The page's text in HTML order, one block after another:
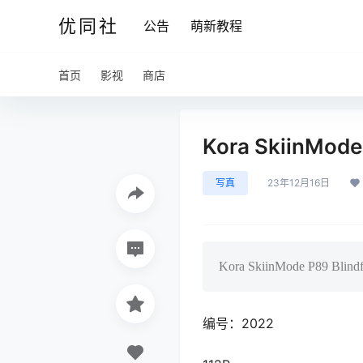
优同社 公告 萌新教程
首页 影视 商店
Kora
写真 23年12月16日
Kora SkiinMode P89
编号：2022